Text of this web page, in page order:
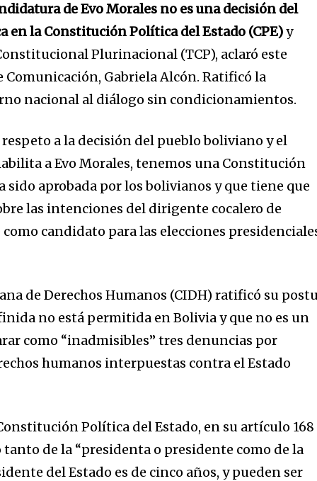
de Evo Morales no es una decisión del
en la Constitución Política del Estado (CPE)y
Plurinacional (TCP), aclaró este
Gabriela Alcón. Ratificó la
nacional al diálogo sin condicionamientos.
a la decisión del pueblo boliviano y el
a Evo Morales, tenemos una Constitución
sido aprobada por los bolivianos y que tiene que
las intenciones del dirigente cocalero de
candidato para las elecciones
de Derechos Humanos (CIDH) ratificó su
no está permitida en Bolivia y que no es un
como “inadmisibles” tres denuncias por
humanos interpuestas contra el Estado
Política del Estado, en su artículo 168
tanto de la “presidenta o presidente como de la
del Estado es de cinco años, y pueden ser